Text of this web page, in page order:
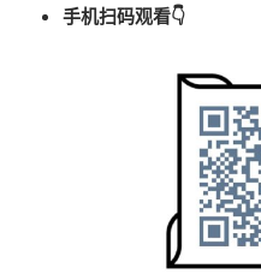
手机扫码观看👇